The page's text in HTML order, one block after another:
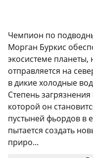
Чемпион по
Морган Буркис
экосистеме
отправляется на
в дикие холодные
Степень
которой он
пустыней фьордов в
пытается создать
приро...